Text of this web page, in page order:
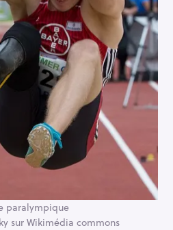
paralympique
sur Wikimédia commons